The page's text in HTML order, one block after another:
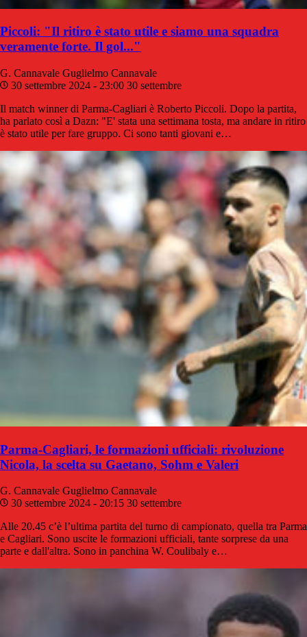
Piccoli: "Il ritiro è stato utile e siamo una squadra
veramente forte. Il gol..."
G. Cannavale Guglielmo Cannavale
30 settembre 2024 - 23:00 30 settembre
Il match winner di Parma-Cagliari è Roberto Piccoli. Dopo la partita,
ha parlato così a Dazn: "E' stata una settimana tosta, ma andare in ritiro
è stato utile per fare gruppo. Ci sono tanti giovani e…
Parma-Cagliari, le formazioni ufficiali: rivoluzione
Nicola, la scelta su Gaetano, Sohm e Valeri
G. Cannavale Guglielmo Cannavale
30 settembre 2024 - 20:15 30 settembre
Alle 20.45 c’è l’ultima partita del turno di campionato, quella tra Parma
e Cagliari. Sono uscite le formazioni ufficiali, tante sorprese da una
parte e dall'altra. Sono in panchina W. Coulibaly e…